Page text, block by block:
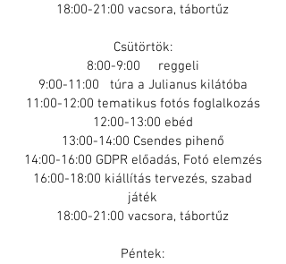
18:00-21:00 vacsora, tábortűz
Csütörtök:
8:00-9:00 reggeli
9:00-11:00 túra a Julianus kilátóba
11:00-12:00 tematikus fotós foglalkozás
12:00-13:00 ebéd
13:00-14:00 Csendes pihenő
14:00-16:00 GDPR előadás, Fotó elemzés
16:00-18:00 kiállítás tervezés, szabad
játék
18:00-21:00 vacsora, tábortűz
Péntek: